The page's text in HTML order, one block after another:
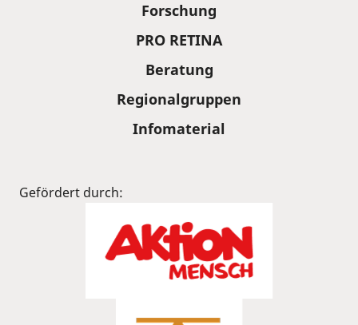
Forschung
PRO RETINA
Beratung
Regionalgruppen
Infomaterial
Gefördert durch: